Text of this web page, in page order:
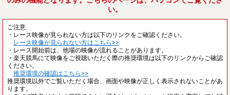
い。
ご注意
・レース映像が見られない方は以下のリンクをご確認ください。
レース映像が見られない方はこちら>>
・レース開始前は、他場の映像が流れることがあります。
・楽天競馬にて映像をご視聴いただく際の推奨環境は以下のリンクからご確認
ください。
推奨環境の確認はこちら>>
推奨環境以外でご覧いただく場合、画面や映像が正しく表示されないことがあ
ります。